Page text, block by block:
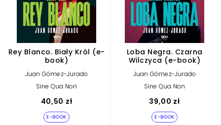
Rey Blanco. Biały Król (e-
book)
Juan Gómez-Jurado
Sine Qua Non
40,50 zł
E-BOOK
Loba Negra. Czarna
Wilczyca (e-book)
Juan Gómez-Jurado
Sine Qua Non
39,00 zł
E-BOOK